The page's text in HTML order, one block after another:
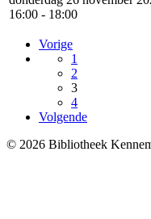
16:00 - 18:00
Vorige
1
2
3
4
Volgende
© 2026 Bibliotheek